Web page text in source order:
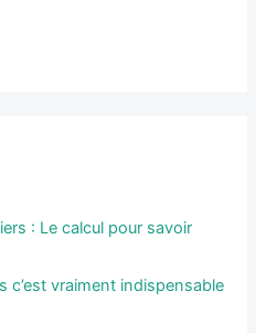
: Le calcul pour savoir
c’est vraiment indispensable